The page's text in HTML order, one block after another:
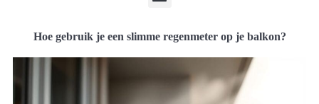
Hoe gebruik je een slimme regenmeter op je balkon?